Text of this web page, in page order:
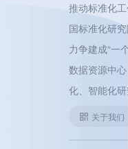
推动标准化
国标准化研
力争建成“一
数据资源中
化、智能化研
关于我们